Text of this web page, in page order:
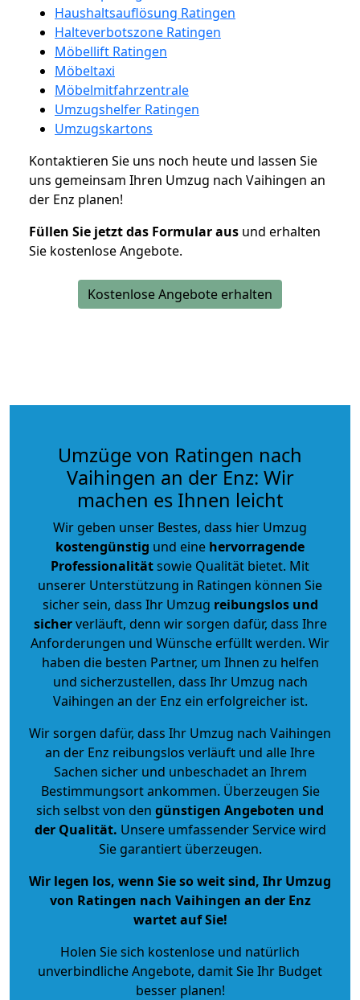
Haushaltsauflösung Ratingen
Halteverbotszone Ratingen
Möbellift Ratingen
Möbeltaxi
Möbelmitfahrzentrale
Umzugshelfer Ratingen
Umzugskartons
Kontaktieren Sie uns noch heute und lassen Sie
uns gemeinsam Ihren Umzug nach Vaihingen an
der Enz planen!
Füllen Sie jetzt das Formular aus und erhalten
Sie kostenlose Angebote.
Kostenlose Angebote erhalten
Umzüge von Ratingen nach
Vaihingen an der Enz: Wir
machen es Ihnen leicht
Wir geben unser Bestes, dass hier Umzug
kostengünstig und eine hervorragende
Professionalitätsowie Qualität bietet. Mit
unserer Unterstützung in Ratingen können Sie
sicher sein, dass Ihr Umzug reibungslos und
sicherverläuft, denn wir sorgen dafür, dass Ihre
Anforderungen und Wünsche erfüllt werden. Wir
haben die besten Partner, um Ihnen zu helfen
und sicherzustellen, dass Ihr Umzug nach
Vaihingen an der Enz ein erfolgreicher ist.
Wir sorgen dafür, dass Ihr Umzug nach Vaihingen
an der Enz reibungslos verläuft und alle Ihre
Sachen sicher und unbeschadet an Ihrem
Bestimmungsort ankommen. Überzeugen Sie
sich selbst von den günstigen Angeboten und
der Qualität. Unsere umfassender Service wird
Sie garantiert überzeugen.
Wir legen los, wenn Sie so weit sind, Ihr Umzug
von Ratingen nach Vaihingen an der Enz
wartet auf Sie!
Holen Sie sich kostenlose und natürlich
unverbindliche Angebote, damit Sie Ihr Budget
besser planen!